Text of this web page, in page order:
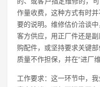
作量收费，这种方式有时
要的说明。维修估价洽谈
客方供应，用正厂件还是
购配件，或坚持要求关键
质量不作担保，并在“进厂
工作要求：这一环节中，